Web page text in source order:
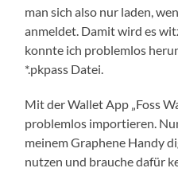
man sich also nur laden,
anmeldet. Damit wird es
konnte ich problemlos
*.pkpass Datei.
Mit der Wallet App „Foss
problemlos importieren.
meinem Graphene Handy
nutzen und brauche dafür